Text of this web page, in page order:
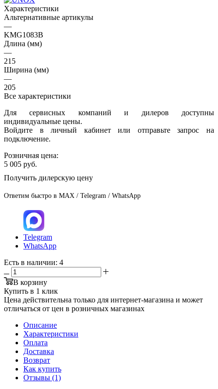
Характеристики
Альтернативные артикулы
—
KMG1083B
Длина (мм)
—
215
Ширина (мм)
—
205
Все характеристики
Для сервисных компаний и дилеров доступны
индивидуальные цены.
Войдите в личный кабинет или отправьте запрос на
подключение.
Розничная цена:
5 005 руб.
Получить дилерскую цену
Ответим быстро в MAX / Telegram / WhatsApp
Telegram
WhatsApp
Есть в наличии: 4
В корзину
Купить в 1 клик
Цена действительна только для интернет-магазина и может
отличаться от цен в розничных магазинах
Описание
Характеристики
Оплата
Доставка
Возврат
Как купить
Отзывы (1)